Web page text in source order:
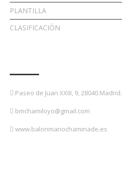
PLANTILLA
CLASIFICACIÓN
Paseo de Juan XXIII, 9, 28040 Madrid.
bmchamiloyo@gmail.com
www.balonmanochaminade.es